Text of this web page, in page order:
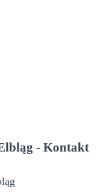
- Kontakt